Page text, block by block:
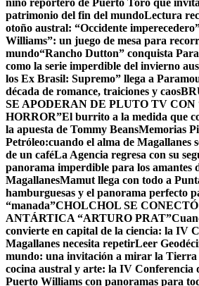
niño reportero de Puerto Toro que
patrimonio del fin del mundoLectura
otoño austral: “Occidente
Williams”: un juego de mesa para
mundo“Rancho Dutton” conquista
como la serie imperdible del invierno
los Ex Brasil: Supremo” llega a
década de romance, traiciones y caos
SE APODERAN DE PLUTO TV CON
HORROR”El burrito a la medida que
la apuesta de Tommy BeansMemorias
Petróleo:cuando el alma de Magallanes
de un caféLa Agencia regresa con su
panorama imperdible para los amantes
MagallanesMamut llega con todo a
hamburguesas y el panorama perfecto
“manada”CHOLCHOL SE
ANTÁRTICA “ARTURO PRAT”
convierte en capital de la ciencia: la IV
Magallanes necesita repetirLeer
mundo: una invitación a mirar la Tierra
cocina austral y arte: la IV Conferencia
Puerto Williams con panoramas para